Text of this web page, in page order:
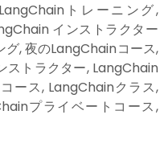
トレーニング,
インストラクター
, 夜のLangChainコース,
ストラクター, LangChain
ース, LangChainクラス,
プライベートコース,